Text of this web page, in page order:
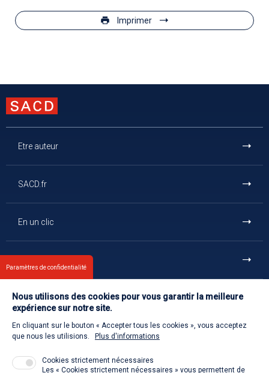
Imprimer
Etre auteur
SACD.fr
En un clic
Contact
Retour à l'accueil
Paramètres de confidentialité
Nous utilisons des cookies pour vous garantir la meilleure
expérience sur notre site.
En cliquant sur le bouton « Accepter tous les cookies », vous acceptez
que nous les utilisions.
Plus d'informations
Cookies strictement nécessaires
Les « Cookies strictement nécessaires » vous permettent de